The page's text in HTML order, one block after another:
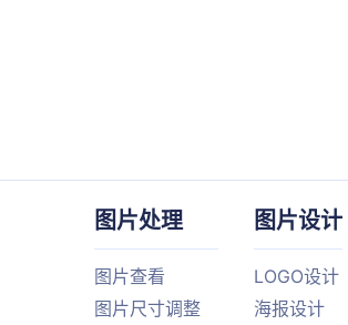
图片处理
图片查看
图片尺寸调整
图片设计
LOGO设计
海报设计